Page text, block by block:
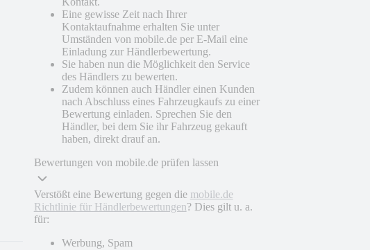
Eine gewisse Zeit nach Ihrer
Kontaktaufnahme erhalten Sie unter
Umständen von mobile.de per E-Mail eine
Einladung zur Händlerbewertung.
Sie haben nun die Möglichkeit den Service
des Händlers zu bewerten.
Zudem können auch Händler einen Kunden
nach Abschluss eines Fahrzeugkaufs zu einer
Bewertung einladen. Sprechen Sie den
Händler, bei dem Sie ihr Fahrzeug gekauft
haben, direkt drauf an.
Bewertungen von mobile.de prüfen lassen
Verstößt eine Bewertung gegen die mobile.de
Richtlinie für Händlerbewertungen? Dies gilt u. a.
für:
Werbung, Spam